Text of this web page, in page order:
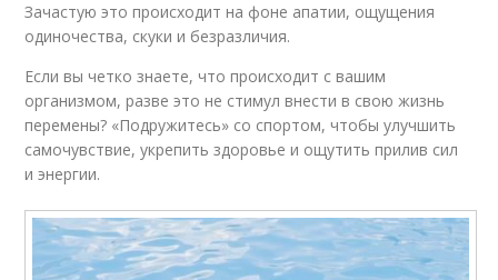
Зачастую это происходит на фоне апатии, ощущения
одиночества, скуки и безразличия.
Если вы четко знаете, что происходит с вашим
организмом, разве это не стимул внести в свою жизнь
перемены? «Подружитесь» со спортом, чтобы улучшить
самочувствие, укрепить здоровье и ощутить прилив сил
и энергии.